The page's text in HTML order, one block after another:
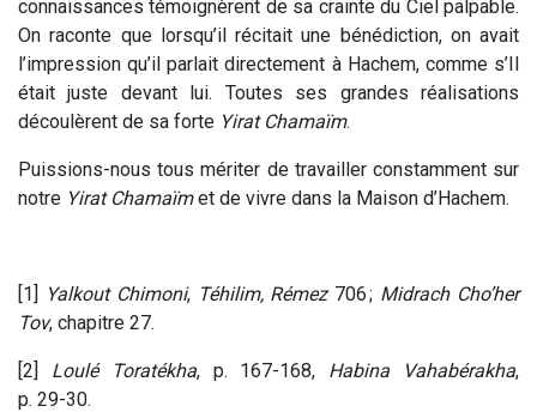
connaissances témoignèrent de sa crainte du Ciel palpable.
On raconte que lorsqu’il récitait une bénédiction, on avait
l’impression qu’il parlait directement à Hachem, comme s’Il
était juste devant lui. Toutes ses grandes réalisations
découlèrent de sa forte Yirat Chamaïm.
Puissions-nous tous mériter de travailler constamment sur
notre Yirat Chamaïmet de vivre dans la Maison d’Hachem.
[1] Yalkout Chimoni, Téhilim, Rémez706 ; Midrach Cho’her
Tov, chapitre 27.
[2] Loulé Toratékha, p. 167-168, Habina Vahabérakha,
p. 29-30.